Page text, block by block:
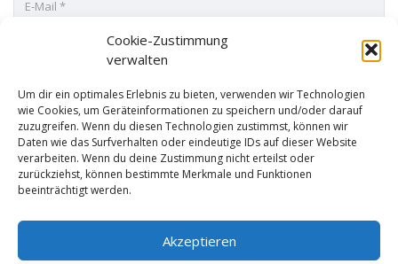
Cookie-Zustimmung
verwalten
Um dir ein optimales Erlebnis zu bieten, verwenden wir Technologien
wie Cookies, um Geräteinformationen zu speichern und/oder darauf
zuzugreifen. Wenn du diesen Technologien zustimmst, können wir
Daten wie das Surfverhalten oder eindeutige IDs auf dieser Website
verarbeiten. Wenn du deine Zustimmung nicht erteilst oder
zurückziehst, können bestimmte Merkmale und Funktionen
beeinträchtigt werden.
Akzeptieren